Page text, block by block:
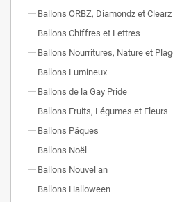
Ballons ORBZ, Diamondz et Clearz
Ballons Chiffres et Lettres
Ballons Nourritures, Nature et
Ballons Lumineux
Ballons de la Gay Pride
Ballons Fruits, Légumes et Fleurs
Ballons Pâques
Ballons Noël
Ballons Nouvel an
Ballons Halloween